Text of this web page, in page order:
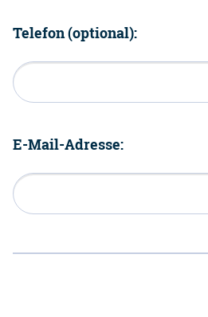
Telefon (optional):
E-Mail-Adresse: